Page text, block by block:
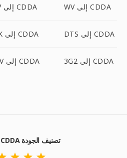
FLV إلى CDDA WV إلى CDDA
TAK إلى CDDA DTS إلى CDDA
M4V إلى CDDA 3G2 إلى CDDA
WMV إلى CDDA تصنيف الجودة